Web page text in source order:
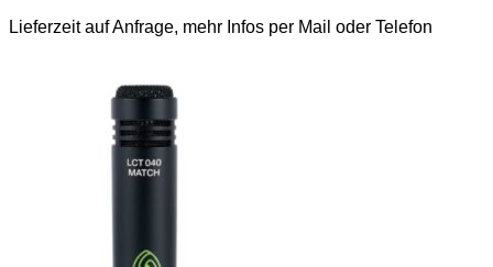
Lieferzeit auf Anfrage, mehr Infos per Mail oder Telefon